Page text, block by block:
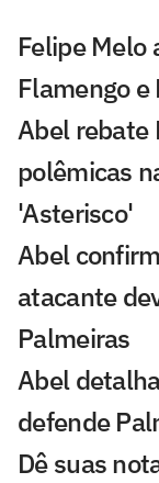
Felipe Melo
Flamengo
Abel rebate
polêmicas
'Asterisco'
Abel
atacante
Palmeiras
Abel
defende
Dê suas